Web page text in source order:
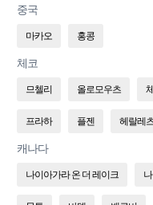
중국
마카오 홍콩
체코
므첼리 올로모우츠
프라하 플젠 헤랄레
캐나다
나이아가라 온 더 레이크